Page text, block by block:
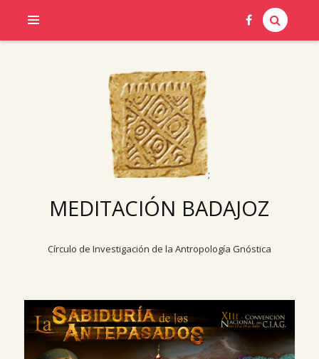
;
MEDITACIÓN BADAJOZ
Círculo de Investigación de la Antropología Gnóstica